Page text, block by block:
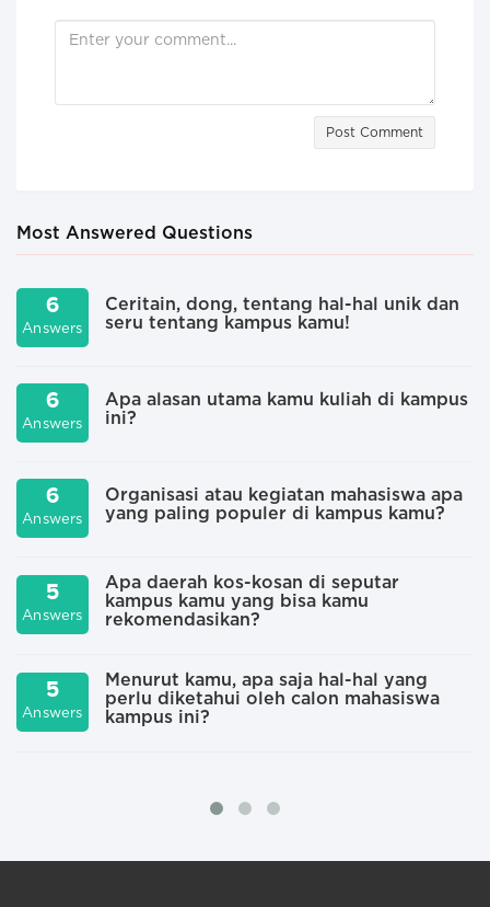
Post Comment
Most Answered Questions
6
Answers
Ceritain, dong, tentang hal-hal unik dan
seru tentang kampus kamu!
6
Answers
Apa alasan utama kamu kuliah di kampus
ini?
6
Answers
Organisasi atau kegiatan mahasiswa apa
yang paling populer di kampus kamu?
5
Answers
Apa daerah kos-kosan di seputar
kampus kamu yang bisa kamu
rekomendasikan?
5
Answers
Menurut kamu, apa saja hal-hal yang
perlu diketahui oleh calon mahasiswa
kampus ini?